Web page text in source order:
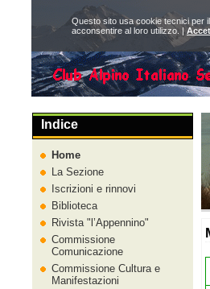
Indice
Home
La Sezione
Iscrizioni e rinnovi
Biblioteca
Rivista
l’Appennino
Commissione
Comunicazione
Commissione Cultura e
Manifestazioni
Questo sito usa cookie tecnici per
acconsentire al loro utilizzo. |